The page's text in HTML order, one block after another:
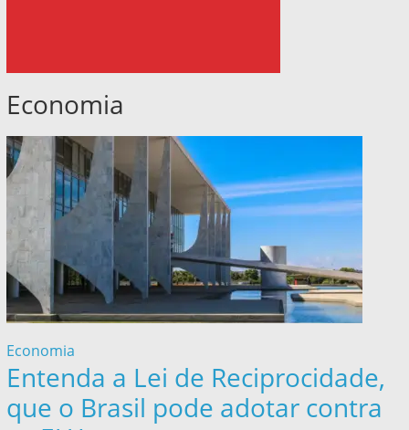
Economia
Economia
Entenda a Lei de Reciprocidade,
que o Brasil pode adotar contra